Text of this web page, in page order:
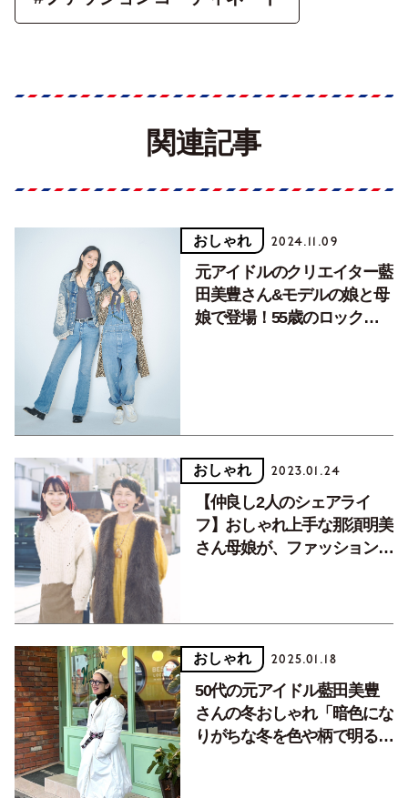
関連記事
おしゃれ 2024.11.09
元アイドルのクリエイター藍
田美豊さん&モデルの娘と母
娘で登場！55歳のロックな
おしゃれ 2023.01.24
【仲良し2人のシェアライ
フ】おしゃれ上手な那須明美
さん母娘が、ファッションを
おしゃれ 2025.01.18
50代の元アイドル藍田美豊
さんの冬おしゃれ「暗色にな
りがちな冬を色や柄で明る